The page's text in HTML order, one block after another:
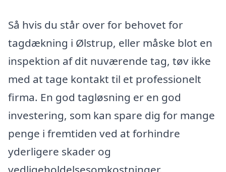
Så hvis du står over for behovet for
tagdækning i Ølstrup, eller måske blot en
inspektion af dit nuværende tag, tøv ikke
med at tage kontakt til et professionelt
firma. En god tagløsning er en god
investering, som kan spare dig for mange
penge i fremtiden ved at forhindre
yderligere skader og